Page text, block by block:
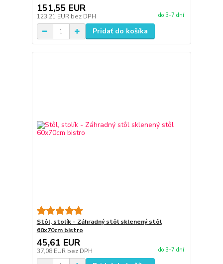
151,55 EUR
123,21 EUR bez DPH do 3-7 dní
Pridať do košíka
Stôl, stolík - Záhradný stôl sklenený stôl
60x70cm bistro
45,61 EUR
37,08 EUR bez DPH do 3-7 dní